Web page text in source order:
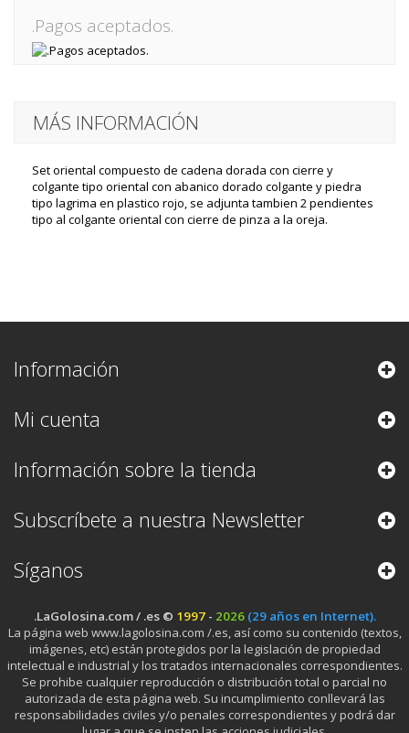
.Pagos aceptados.
MÁS INFORMACIÓN
Set oriental compuesto de cadena dorada con cierre y
colgante tipo oriental con abanico dorado colgante y piedra
tipo lagrima en plastico rojo, se adjunta tambien 2 pendientes
tipo al colgante oriental con cierre de pinza a la oreja.
Información
Mi cuenta
Información sobre la tienda
Subscríbete a nuestra Newsletter
Síganos
.LaGolosina.com / .es © 1997- 2026 (29 años en Internet).
La página web www.lagolosina.com /.es, así como su contenido (textos,
imágenes, etc) están protegidos por la legislación de propiedad
intelectual e industrial y los tratados internacionales correspondientes.
Se prohibe cualquier reproducción o distribución total o parcial no
autorizada de esta página web. Su incumplimiento conllevará las
responsabilidades civiles y/o penales correspondientes y podrá dar